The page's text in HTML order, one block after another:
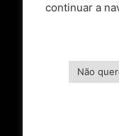
continuar a
Não